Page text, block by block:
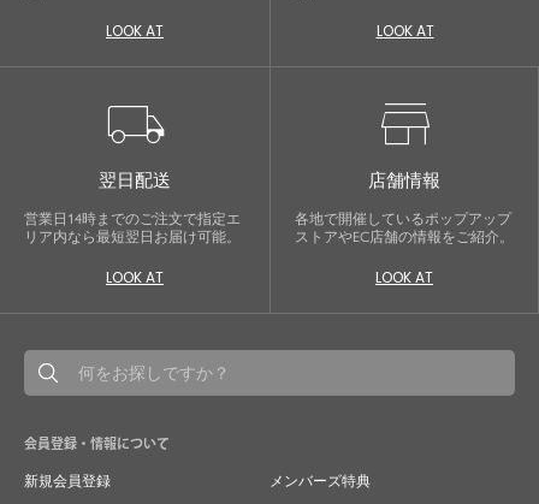
LOOK AT LOOK AT
local_shipping
翌日配送
営業日14時までのご注文で指定エ
リア内なら最短翌日お届け可能。
LOOK AT
store
店舗情報
各地で開催しているポップアップ
ストアやEC店舗の情報をご紹介。
LOOK AT
会員登録・情報について
新規会員登録
メンバーズ特典